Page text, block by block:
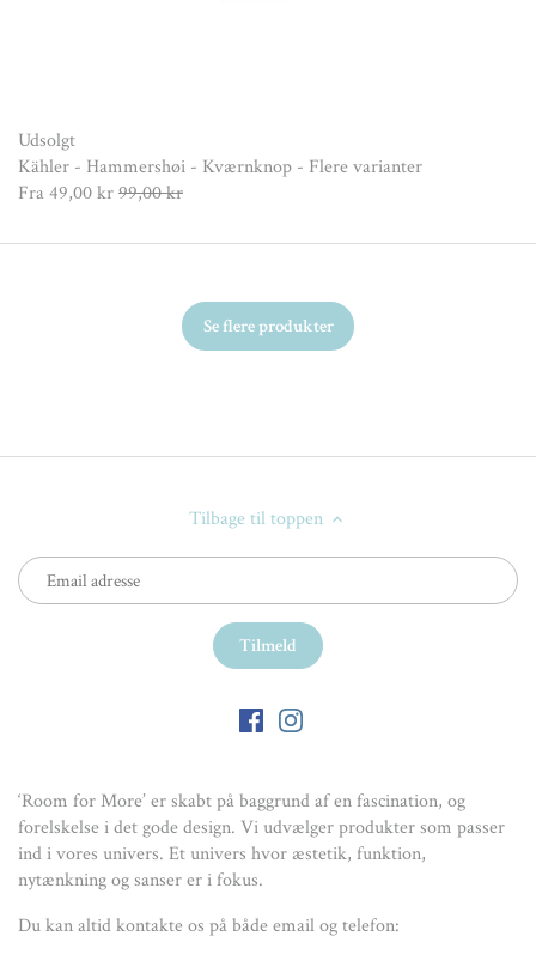
Udsolgt
Kähler - Hammershøi - Kværnknop - Flere varianter
Fra49,00 kr99,00 kr
Se flere produkter
Tilbage til toppen
‘Room for More’ er skabt på baggrund af en fascination, og
forelskelse i det gode design. Vi udvælger produkter som passer
ind i vores univers. Et univers hvor æstetik, funktion,
nytænkning og sanser er i fokus.
Du kan altid kontakte os på både email og telefon: